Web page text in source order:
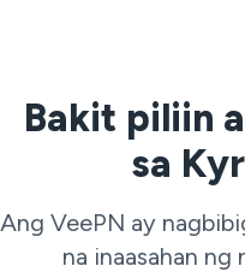
Bakit piliin
sa
Ang VeePN ay
na inaasahan ng